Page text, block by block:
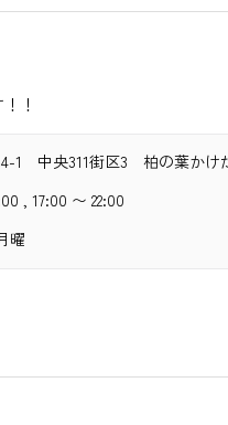
！
1 中央311街区3 柏の葉かけ
, 17:00 〜 22:00
曜